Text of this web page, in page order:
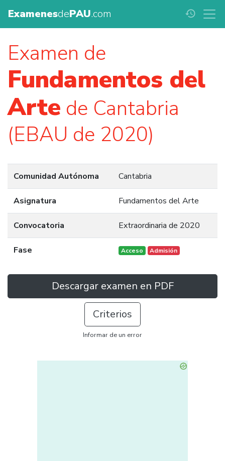
ExamenesdePAU.com history
Examen de
Fundamentos del
Arte de Cantabria
(EBAU de 2020)
Comunidad Autónoma Cantabria
Asignatura Fundamentos del Arte
Convocatoria Extraordinaria de 2020
Fase Acceso Admisión
Descargar examen en PDF
Criterios
Informar de un error